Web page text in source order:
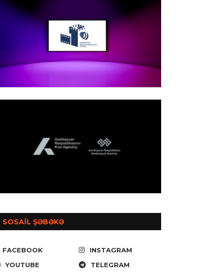
SOSAİL ŞƏBƏKƏ
FACEBOOK
INSTAGRAM
YOUTUBE
TELEGRAM